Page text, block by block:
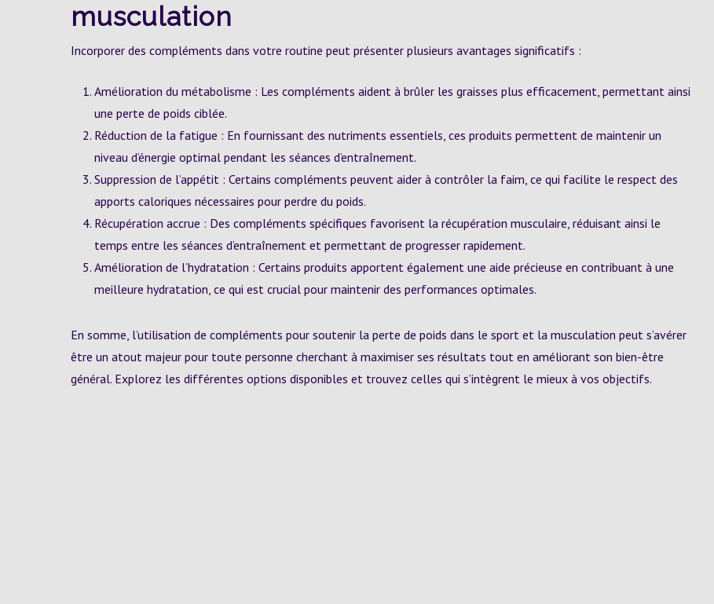
musculation
Incorporer des compléments dans votre routine peut présenter plusieurs avantages significatifs :
Amélioration du métabolisme : Les compléments aident à brûler les graisses plus efficacement, permettant ainsi
une perte de poids ciblée.
Réduction de la fatigue : En fournissant des nutriments essentiels, ces produits permettent de maintenir un
niveau d’énergie optimal pendant les séances d’entraînement.
Suppression de l’appétit : Certains compléments peuvent aider à contrôler la faim, ce qui facilite le respect des
apports caloriques nécessaires pour perdre du poids.
Récupération accrue : Des compléments spécifiques favorisent la récupération musculaire, réduisant ainsi le
temps entre les séances d’entraînement et permettant de progresser rapidement.
Amélioration de l’hydratation : Certains produits apportent également une aide précieuse en contribuant à une
meilleure hydratation, ce qui est crucial pour maintenir des performances optimales.
En somme, l’utilisation de compléments pour soutenir la perte de poids dans le sport et la musculation peut s’avérer
être un atout majeur pour toute personne cherchant à maximiser ses résultats tout en améliorant son bien-être
général. Explorez les différentes options disponibles et trouvez celles qui s’intègrent le mieux à vos objectifs.